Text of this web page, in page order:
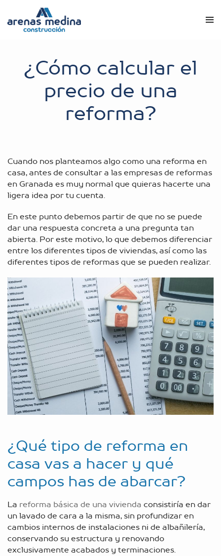
¿Cómo calcular el
precio de una
reforma?
Cuando nos planteamos algo como una reforma en
casa, antes de consultar a las empresas de reformas
en Granada es muy normal que quieras hacerte una
ligera idea por tu cuenta.
En este punto debemos partir de que no se puede
dar una respuesta concreta a una pregunta tan
abierta. Por este motivo, lo que debemos diferenciar
entre los diferentes tipos de viviendas, así como las
diferentes tipos de reformas que se pueden realizar.
¿Qué tipo de reforma en
casa vas a hacer y qué
campos has de abarcar?
La reforma básica de una vivienda consistiría en dar
un lavado de cara a la misma, sin profundizar en
cambios internos de instalaciones ni de albañilería,
conservando su estructura y renovando
exclusivamente acabados y terminaciones.